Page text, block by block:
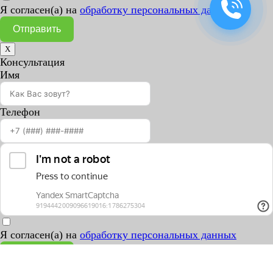
Я согласен(а) на обработку персональных данных
Отправить
X
Консультация
Имя
Телефон
Я согласен(а) на обработку персональных данных